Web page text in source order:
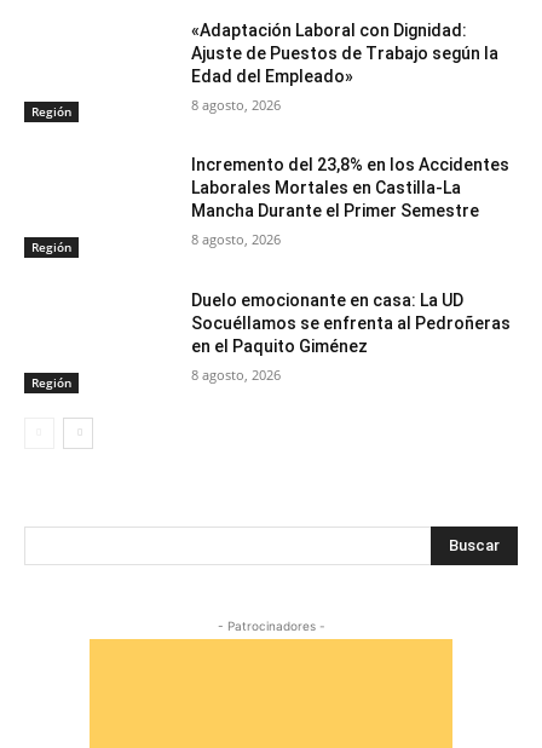
Región
«Adaptación Laboral con Dignidad:
Ajuste de Puestos de Trabajo según la
Edad del Empleado»
8 agosto, 2026
Región
Incremento del 23,8% en los Accidentes
Laborales Mortales en Castilla-La
Mancha Durante el Primer Semestre
8 agosto, 2026
Región
Duelo emocionante en casa: La UD
Socuéllamos se enfrenta al Pedroñeras
en el Paquito Giménez
8 agosto, 2026
Buscar
- Patrocinadores -